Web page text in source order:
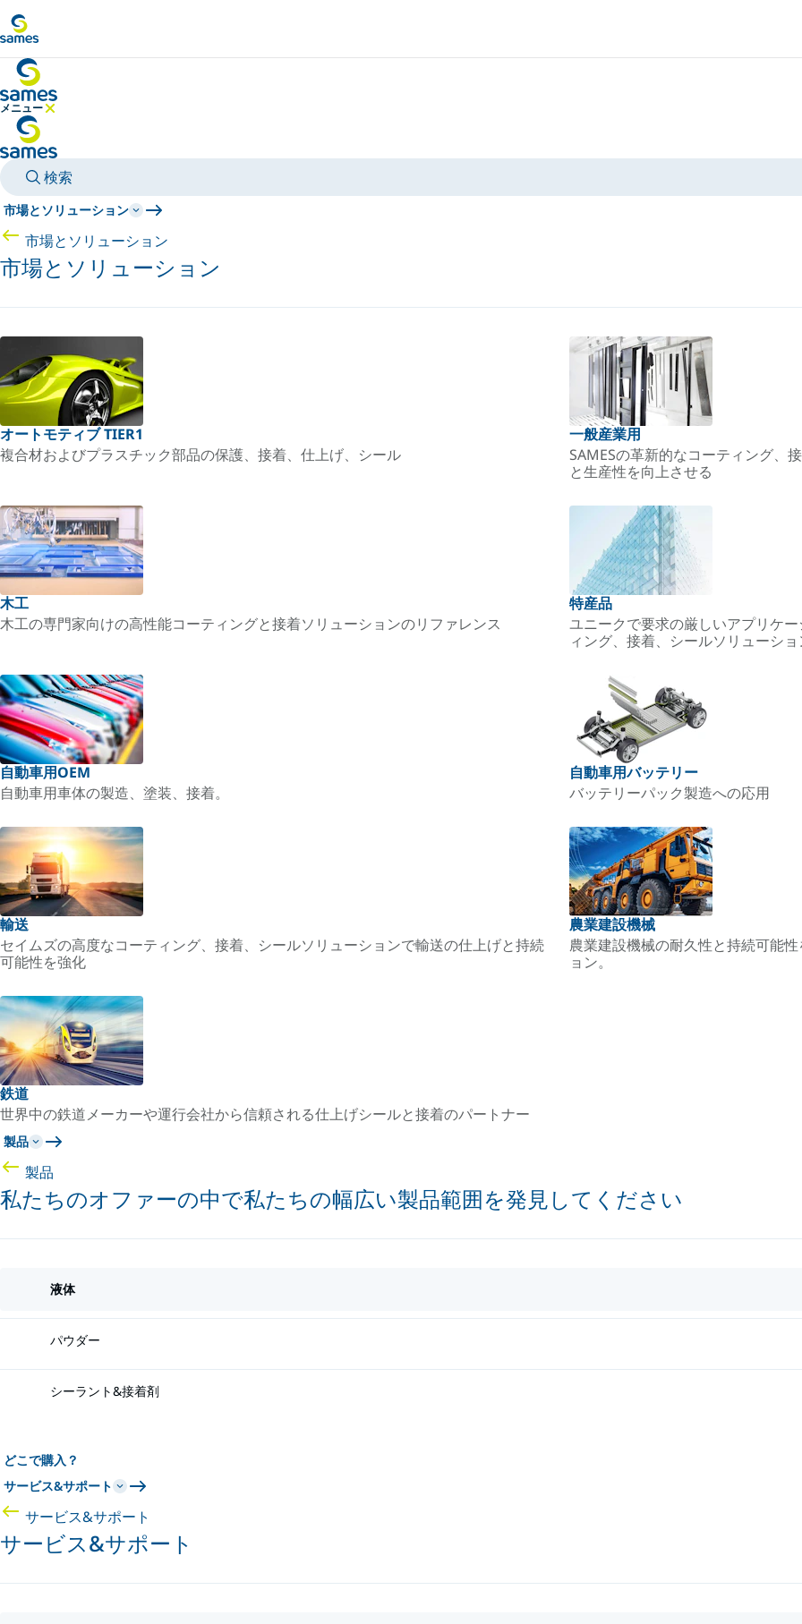
メニュー
メニューを隠す
検索
市場とソリューション
市場とソリューション
市場とソリューション
オートモティブ TIER1
複合材およびプラスチック部品の保護、接着、仕上げ、シール
一般産業用
SAMESの革新的なコーティング、
と生産性を向上させる
木工
木工の専門家向けの高性能コーティングと接着ソリューションのリファレンス
特産品
ユニークで要求の厳しいアプリケ
ィング、接着、シールソリューシ
自動車用OEM
自動車用車体の製造、塗装、接着。
自動車用バッテリー
バッテリーパック製造への応用
輸送
セイムズの高度なコーティング、接着、シールソリューションで輸送の仕上げと持続
可能性を強化
農業建設機械
農業建設機械の耐久性と持続可能
ョン。
鉄道
世界中の鉄道メーカーや運行会社から信頼される仕上げシールと接着のパートナー
製品
製品
私たちのオファーの中で私たちの幅広い製品範囲を発見してください
液体
パウダー
シーラント&接着剤
どこで購入？
サービス&サポート
サービス&サポート
サービス&サポート